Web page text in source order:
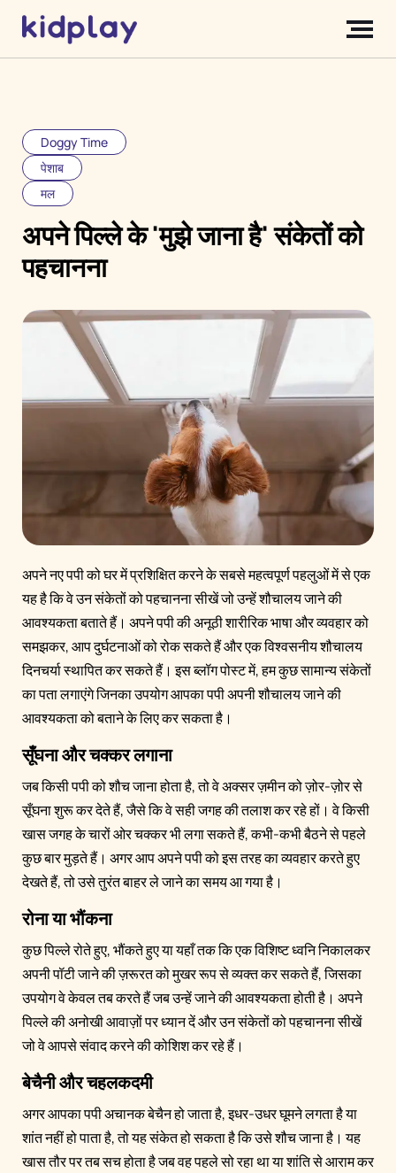
Doggy Time
पेशाब
मल
अपने पिल्ले के 'मुझे जाना है' संकेतों को
पहचानना
अपने नए पपी को घर में प्रशिक्षित करने के सबसे महत्वपूर्ण पहलुओं में से एक
यह है कि वे उन संकेतों को पहचानना सीखें जो उन्हें शौचालय जाने की
आवश्यकता बताते हैं। अपने पपी की अनूठी शारीरिक भाषा और व्यवहार को
समझकर, आप दुर्घटनाओं को रोक सकते हैं और एक विश्वसनीय शौचालय
दिनचर्या स्थापित कर सकते हैं। इस ब्लॉग पोस्ट में, हम कुछ सामान्य संकेतों
का पता लगाएंगे जिनका उपयोग आपका पपी अपनी शौचालय जाने की
आवश्यकता को बताने के लिए कर सकता है।
सूँघना और चक्कर लगाना
जब किसी पपी को शौच जाना होता है, तो वे अक्सर ज़मीन को ज़ोर-ज़ोर से
सूँघना शुरू कर देते हैं, जैसे कि वे सही जगह की तलाश कर रहे हों। वे किसी
खास जगह के चारों ओर चक्कर भी लगा सकते हैं, कभी-कभी बैठने से पहले
कुछ बार मुड़ते हैं। अगर आप अपने पपी को इस तरह का व्यवहार करते हुए
देखते हैं, तो उसे तुरंत बाहर ले जाने का समय आ गया है।
रोना या भौंकना
कुछ पिल्ले रोते हुए, भौंकते हुए या यहाँ तक कि एक विशिष्ट ध्वनि निकालकर
अपनी पॉटी जाने की ज़रूरत को मुखर रूप से व्यक्त कर सकते हैं, जिसका
उपयोग वे केवल तब करते हैं जब उन्हें जाने की आवश्यकता होती है। अपने
पिल्ले की अनोखी आवाज़ों पर ध्यान दें और उन संकेतों को पहचानना सीखें
जो वे आपसे संवाद करने की कोशिश कर रहे हैं।
बेचैनी और चहलकदमी
अगर आपका पपी अचानक बेचैन हो जाता है, इधर-उधर घूमने लगता है या
शांत नहीं हो पाता है, तो यह संकेत हो सकता है कि उसे शौच जाना है। यह
खास तौर पर तब सच होता है जब वह पहले सो रहा था या शांति से आराम कर